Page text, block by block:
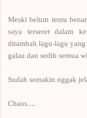
Meski belum tentu
saya terseret dalam
ditambah lagu-lagu
galau dan sedih semua
Sudah semakin nggak
Chaos....